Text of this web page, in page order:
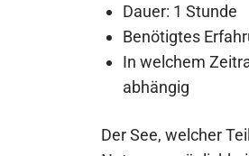
Dauer: 1 Stunde
Benötigtes
In welchem
abhängig
Der See, welcher